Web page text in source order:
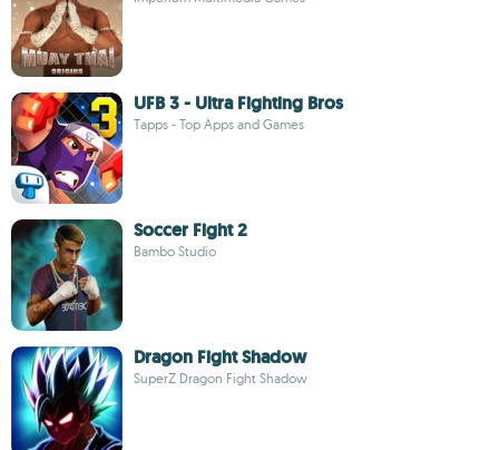
UFB 3 - Ultra Fighting Bros
Tapps - Top Apps and Games
Soccer Fight 2
Bambo Studio
Dragon Fight Shadow
SuperZ Dragon Fight Shadow